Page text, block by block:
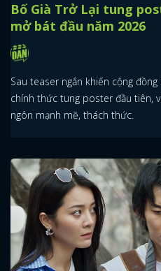
Bố Già Trở Lại tung
mở bát đầu năm 2026
Sau teaser ngắn khiến cộng
chính thức tung poster đầu tiên,
ngôn mạnh mẽ, thách thức.